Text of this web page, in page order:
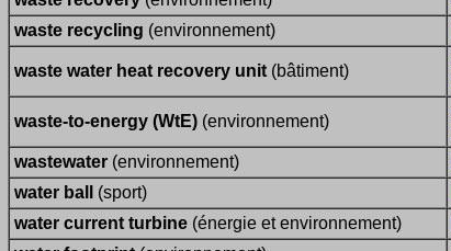
waste recycling (environnement)
waste water heat recovery unit (bâtiment)
waste-to-energy (WtE) (environnement)
wastewater (environnement)
water ball
(sport)
water current turbine (énergie et environnement)